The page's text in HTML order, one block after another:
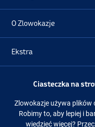
O Zlowokazje
Ekstra
Promocje
Obserwuj nas
Ciasteczka na
Zlowokazje używa plików
Robimy to, aby lepiej i
wiedzieć więcej?